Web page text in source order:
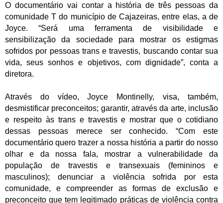
O documentário vai contar a história de três pessoas da
comunidade T do município de Cajazeiras, entre elas, a de
Joyce. “Será uma ferramenta de visibilidade e
sensibilização da sociedade para mostrar os estigmas
sofridos por pessoas trans e travestis, buscando contar sua
vida, seus sonhos e objetivos, com dignidade”, conta a
diretora.
Através do vídeo, Joyce Montinelly, visa, também,
desmistificar preconceitos; garantir, através da arte, inclusão
e respeito às trans e travestis e mostrar que o cotidiano
dessas pessoas merece ser conhecido. “Com este
documentário quero trazer a nossa história a partir do nosso
olhar e da nossa fala, mostrar a vulnerabilidade da
população de travestis e transexuais (femininos e
masculinos); denunciar a violência sofrida por esta
comunidade, e compreender as formas de exclusão e
preconceito que tem legitimado práticas de violência contra